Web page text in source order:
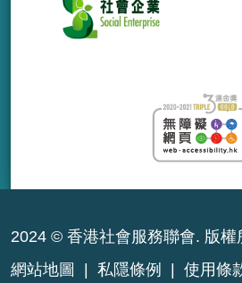
2024 © 香港社會服務聯會. 版權
網站地圖
私隱條例 使用條